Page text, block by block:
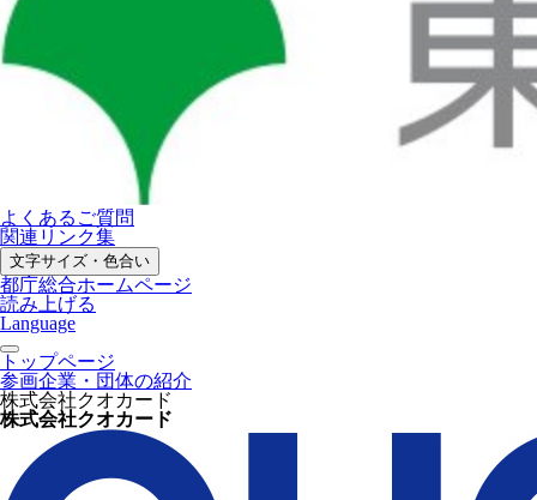
よくあるご質問
関連リンク集
文字サイズ・色合い
都庁総合ホームページ
読み上げる
Language
トップページ
参画企業・団体の紹介
株式会社クオカード
株式会社クオカード